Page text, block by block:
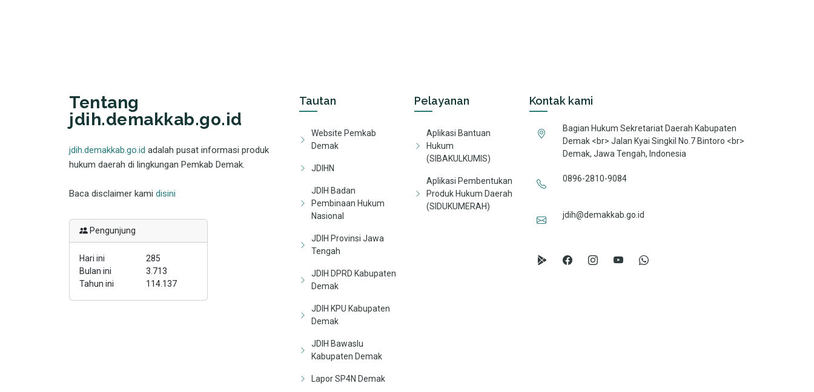
Tentang
jdih.demakkab.go.id
jdih.demakkab.go.id adalah pusat informasi produk
hukum daerah di lingkungan Pemkab Demak.
Baca disclaimer kami disini
Pengunjung
Hari ini
285
Bulan ini
3.713
Tahun ini
114.137
Tautan
Website Pemkab
Demak
JDIHN
JDIH Badan
Pembinaan Hukum
Nasional
JDIH Provinsi Jawa
Tengah
JDIH DPRD Kabupaten
Demak
JDIH KPU Kabupaten
Demak
JDIH Bawaslu
Kabupaten Demak
Lapor SP4N Demak
Pelayanan
Aplikasi Bantuan
Hukum
(SIBAKULKUMIS)
Aplikasi Pembentukan
Produk Hukum Daerah
(SIDUKUMERAH)
Kontak kami
Bagian Hukum Sekretariat Daerah Kabupaten
Demak <br> Jalan Kyai Singkil No.7 Bintoro <br>
Demak, Jawa Tengah, Indonesia
0896-2810-9084
jdih@demakkab.go.id